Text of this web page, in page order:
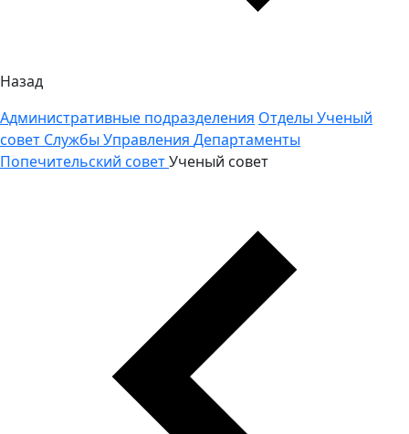
Назад
Административные подразделения Отделы Ученый
совет Службы Управления Департаменты
Попечительский советУченый совет